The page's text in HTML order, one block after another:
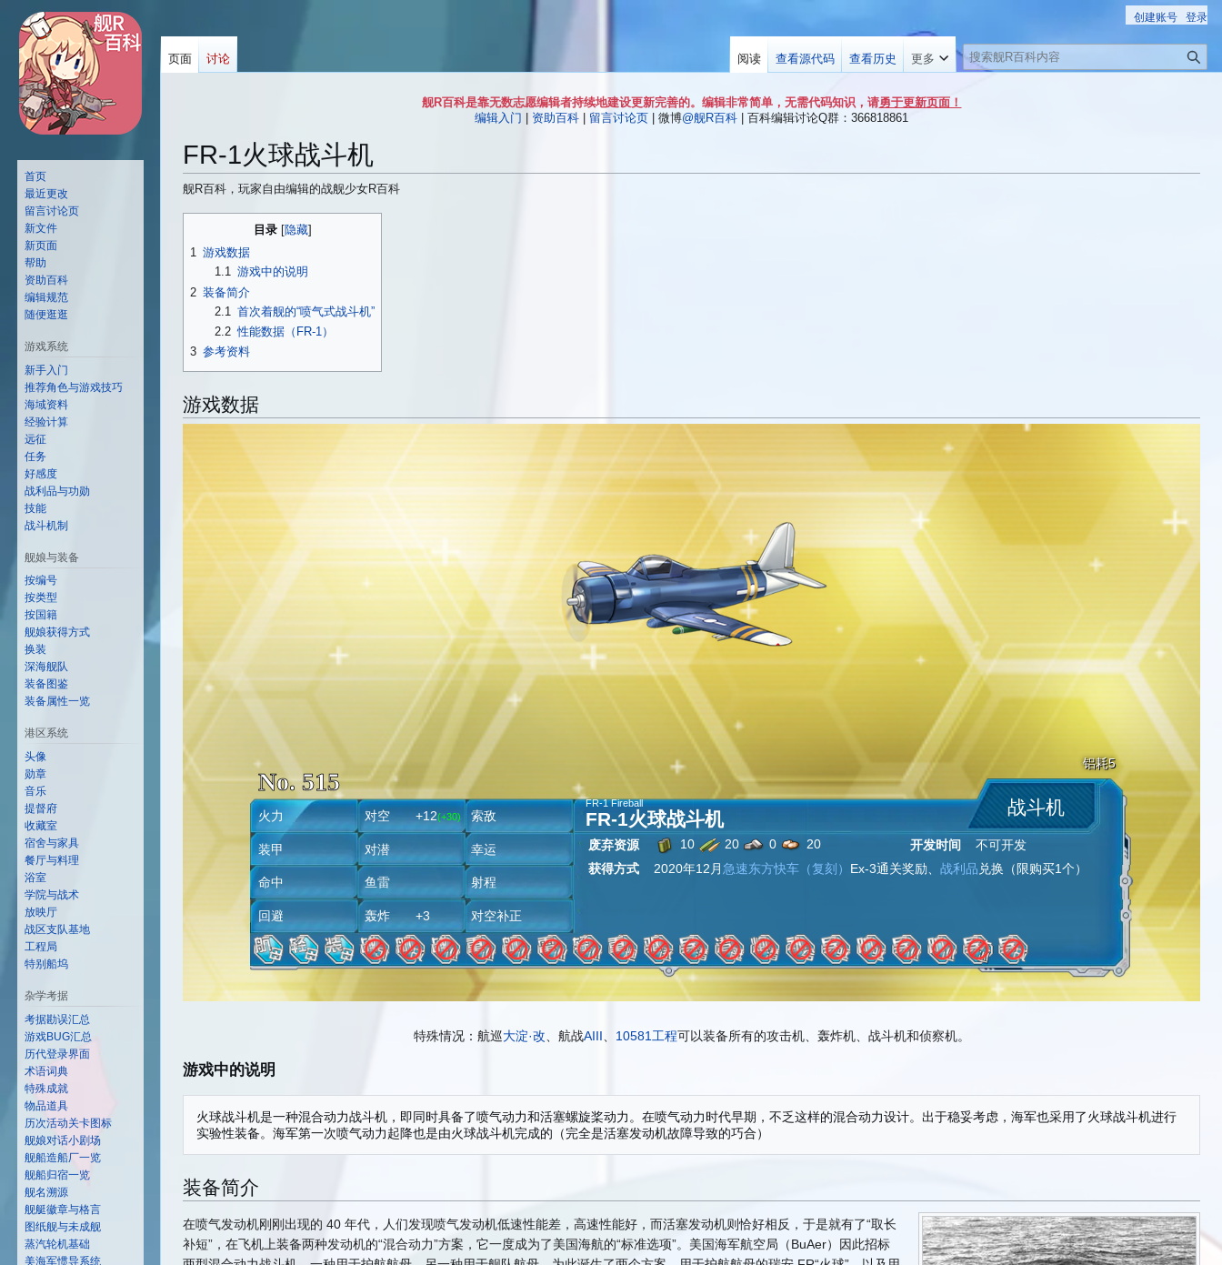
舰R百科是靠无数志愿编辑者持续地建设更新完善的。编辑非常简单，无需代码知识，请勇于更新页面！
编辑入门
资助百科 留言讨论页 | 微博@舰R百科 | 百科编辑讨论Q群：366818861
FR-1火球战斗机
舰R百科，玩家自由编辑的战舰少女R百科
目录
1 游戏数据
1.1 游戏中的说明
2 装备简介
2.1 首次着舰的“喷气式战斗机”
2.2 性能数据（FR-1）
3 参考资料
游戏数据
No. 515
FR-1 Fireball
FR-1火球战斗机
战斗机
火力
装甲
命中
回避
对空 +12(+30)
对潜
鱼雷
轰炸 +3
索敌
幸运
射程
对空补正
废弃资源 10 20 0 20 开发时间
不可开发
获得方式
2020年12月 急速东方快车（复刻） Ex-3通关奖励、 战利品 兑换（限购买1个）
铝耗5
特殊情况：航巡大淀·改 、航战AIII 10581工程可以装备所有的攻击机、轰炸机、战斗机和侦察机。
游戏中的说明
火球战斗机是一种混合动力战斗机，即同时具备了喷气动力和活塞螺旋桨动力。在喷气动力时代早期，不乏这样的混合动力设计。出于稳妥考虑，海军也采用了火球战斗机进行
装备简介
在喷气发动机刚刚出现的 40 年代，人们发现喷气发动机低速性能差，高速性能好，而活塞发动机则恰好相反，于是就有了“取长
补短”，在飞机上装备两种发动机的“混合动力”方案，它一度成为了美国海航的“标准选项”。美国海军航空局（BuAer）因此招标
创建账号 登录
页面 讨论 阅读 查看源代码 查看历史 更多
搜
索
首页
最近更改
留言讨论页
新文件
新页面
帮助
资助百科
编辑规范
随便逛逛
游戏系统
新手入门
推荐角色与游戏技巧
海域资料
经验计算
远征
任务
好感度
战利品与功勋
技能
战斗机制
舰娘与装备
按编号
按类型
按国籍
舰娘获得方式
换装
深海舰队
装备图鉴
装备属性一览
港区系统
头像
勋章
音乐
提督府
收藏室
宿舍与家具
餐厅与料理
浴室
学院与战术
放映厅
战区支队基地
工程局
特别船坞
杂学考据
考据勘误汇总
游戏BUG汇总
历代登录界面
术语词典
特殊成就
物品道具
历次活动关卡图标
舰娘对话小剧场
舰船造船厂一览
舰船归宿一览
舰名溯源
舰艇徽章与格言
图纸舰与未成舰
蒸汽轮机基础
美海军惯导系统